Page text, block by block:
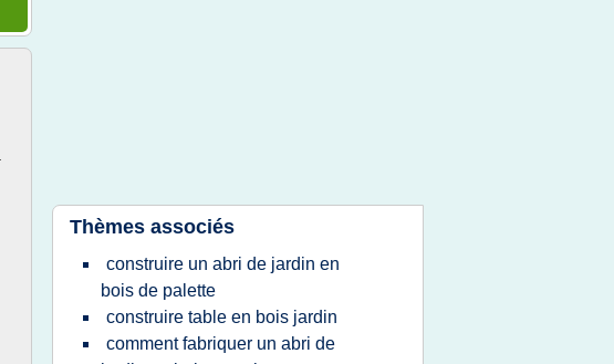
Thèmes associés
construire un abri de jardin en
bois de palette
construire table en bois jardin
comment fabriquer un abri de